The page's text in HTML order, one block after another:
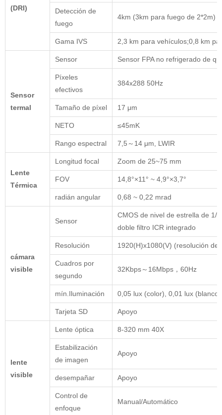
(DRI)
Detección de
fuego
4km (3km para fuego de 2*2m)
Gama IVS 2,3 km para vehículos;0,8 km
Sensor
termal
Sensor Sensor FPA no refrigerado de
Píxeles
efectivos
384x288 50Hz
Tamaño de píxel 17 μm
NETO ≤45mK
Rango espectral 7,5～14 μm, LWIR
Lente
Térmica
Longitud focal Zoom de 25~75 mm
FOV 14,8°×11° ~ 4,9°×3,7°
radián angular 0,68 ~ 0,22 mrad
cámara
visible
Sensor
CMOS de nivel de estrella de 1/
doble filtro ICR integrado
Resolución 1920(H)x1080(V) (resolución de
Cuadros por
segundo
32Kbps～16Mbps，60Hz
mín.Iluminación 0,05 lux (color), 0,01 lux (blanco
Tarjeta SD Apoyo
lente
visible
Lente óptica 8-320 mm 40X
Estabilización
de imagen
Apoyo
desempañar Apoyo
Control de
enfoque
Manual/Automático